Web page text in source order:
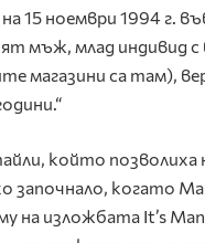
15 ноември 1994 г.
мъж, млад индивид с
магазини са там),
който позволиха
започнало, когато
изложбата It’s